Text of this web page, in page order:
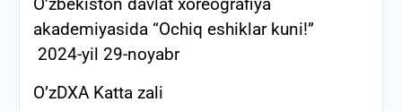
O’zbekiston davlat xoreografiya
akademiyasida “Ochiq eshiklar kuni!”
2024-yil 29-noyabr
O’zDXA Katta zali